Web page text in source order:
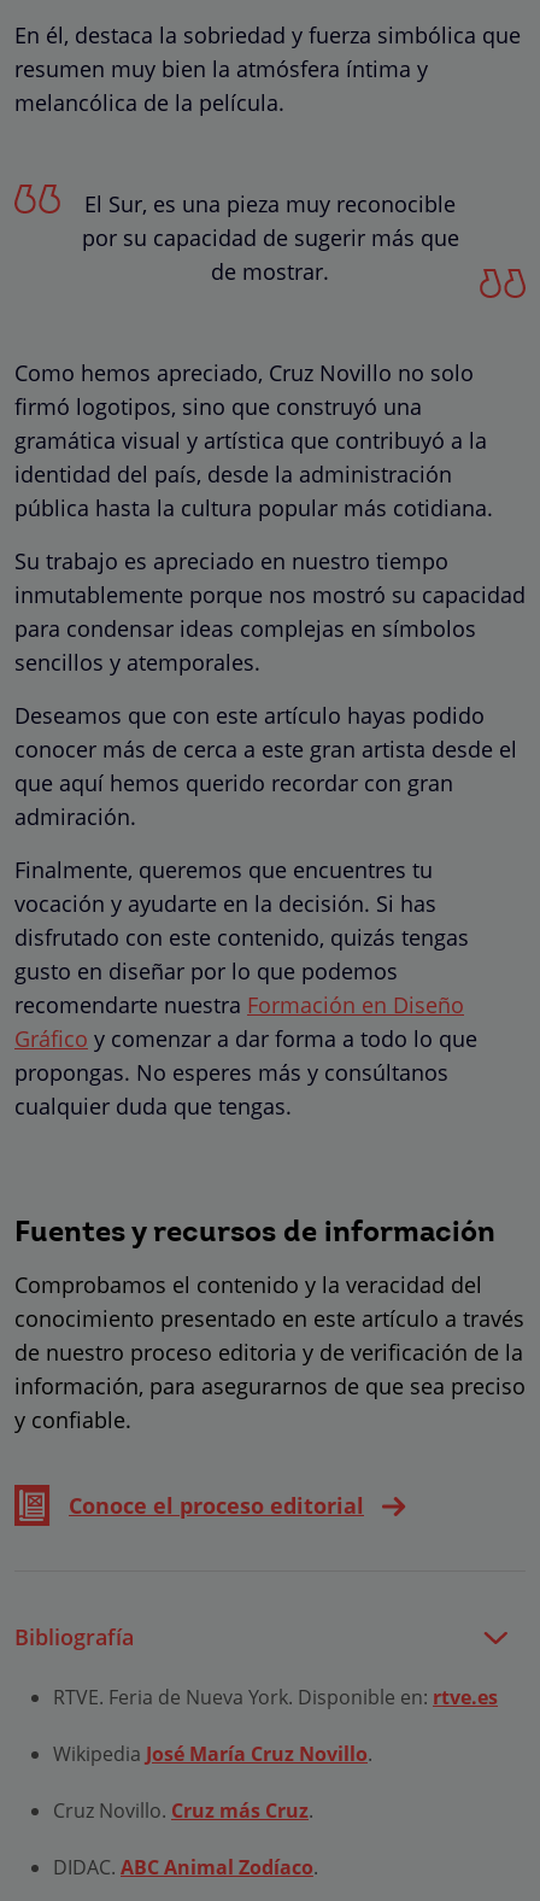
En él, destaca la sobriedad y fuerza simbólica que
resumen muy bien la atmósfera íntima y
melancólica de la película.
El Sur, es una pieza muy reconocible
por su capacidad de sugerir más que
de mostrar.
Como hemos apreciado, Cruz Novillo no solo
firmó logotipos, sino que construyó una
gramática visual y artística que contribuyó a la
identidad del país, desde la administración
pública hasta la cultura popular más cotidiana.
Su trabajo es apreciado en nuestro tiempo
inmutablemente porque nos mostró su capacidad
para condensar ideas complejas en símbolos
sencillos y atemporales.
Deseamos que con este artículo hayas podido
conocer más de cerca a este gran artista desde el
que aquí hemos querido recordar con gran
admiración.
Finalmente, queremos que encuentres tu
vocación y ayudarte en la decisión. Si has
disfrutado con este contenido, quizás tengas
gusto en diseñar por lo que podemos
recomendarte nuestra Formación en Diseño
Gráfico y comenzar a dar forma a todo lo que
propongas. No esperes más y consúltanos
cualquier duda que tengas.
Fuentes y recursos de información
Comprobamos el contenido y la veracidad del
conocimiento presentado en este artículo a través
de nuestro proceso editoria y de verificación de la
información, para asegurarnos de que sea preciso
y confiable.
Conoce el proceso editorial
Bibliografía
RTVE. Feria de Nueva York. Disponible en: rtve.es
Wikipedia José María Cruz Novillo.
Cruz Novillo. Cruz más Cruz.
DIDAC. ABC Animal Zodíaco.